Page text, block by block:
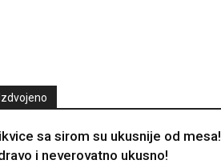
sa sirom su ukusnije od mesa!
i neverovatno ukusno!